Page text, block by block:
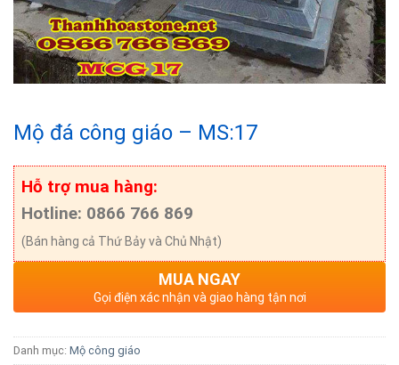
Mộ đá công giáo – MS:17
Hỗ trợ mua hàng:
Hotline: 0866 766 869
(Bán hàng cả Thứ Bảy và Chủ Nhật)
MUA NGAY
Gọi điện xác nhận và giao hàng tận nơi
Danh mục: Mộ công giáo